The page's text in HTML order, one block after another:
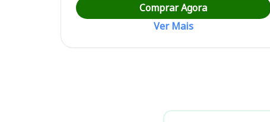
Comprar Agora
Ver Mais